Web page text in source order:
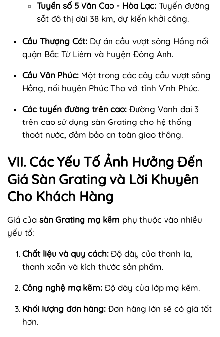
Tuyến số 5 Văn Cao - Hòa Lạc: Tuyến đường
sắt đô thị dài 38 km, dự kiến khởi công.
Cầu Thượng Cát: Dự án cầu vượt sông Hồng nối
quận Bắc Từ Liêm và huyện Đông Anh.
Cầu Vân Phúc: Một trong các cây cầu vượt sông
Hồng, nối huyện Phúc Thọ với tỉnh Vĩnh Phúc.
Các tuyến đường trên cao: Đường Vành đai 3
trên cao sử dụng sàn Grating cho hệ thống
thoát nước, đảm bảo an toàn giao thông.
VII. Các Yếu Tố Ảnh Hưởng Đến
Giá Sàn Grating và Lời Khuyên
Cho Khách Hàng
Giá của sàn Grating mạ kẽm phụ thuộc vào nhiều
yếu tố:
Chất liệu và quy cách: Độ dày của thanh la,
thanh xoắn và kích thước sản phẩm.
Công nghệ mạ kẽm: Độ dày của lớp mạ kẽm.
Khối lượng đơn hàng: Đơn hàng lớn sẽ có giá tốt
hơn.